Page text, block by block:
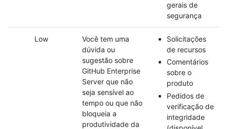
gerais de
segurança
Low
Você tem uma
dúvida ou
sugestão sobre
GitHub Enterprise
Server que não
seja sensível ao
tempo ou que não
bloqueia a
produtividade da
Solicitações
de recursos
Comentários
sobre o
produto
Pedidos de
verificação de
integridade